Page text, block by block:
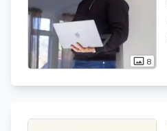
photo_size_select_actual 8